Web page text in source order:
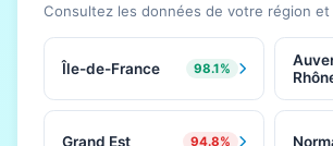
Consultez les données de votre région
Île-de-France 98.1%
Grand Est 94.8%